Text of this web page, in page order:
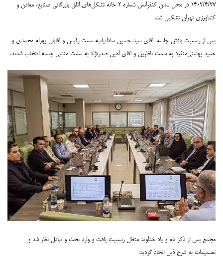
۱۴۰۲/۴/۲۷ در محل سالن کنفرانس شماره ۲ خانه تشکل‌های اتاق بازرگانی صنایع، معادن و
کشاورزی تهران تشکیل شد.
پس از رسمیت یافتن جلسه، آقای سید حسین ساداتیانبه سمت رئیس و آقایان بهرام محمدی و
حمید بهشتی‌منفرد به سمت ناظرین و آقای امین صدرنژاد به سمت منشی جلسه انتخاب شدند.
مجمع پس از ذکر نام و یاد خداوند متعال رسمیت یافت و وارد بحث و تبادل نظر شد و
تصمیمات به شرح ذیل اتخاذ گردید: